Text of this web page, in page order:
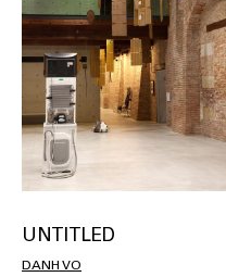
UNTITLED
DANH VO